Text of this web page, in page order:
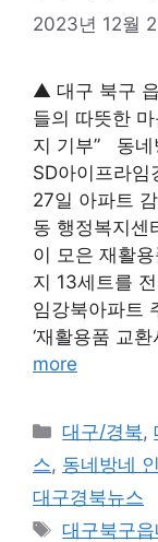
2023년 12월
▲ 대구 북구
들의 따뜻한
지 기부” 동네
SD아이프라임
27일 아파트
동 행정복지센
이 모은 재활
지 13세트를
임강북아파트
‘재활용품 교
more
Categories
대구/경북,
스, 동네방네
대구경북뉴스
Tags
대구북구